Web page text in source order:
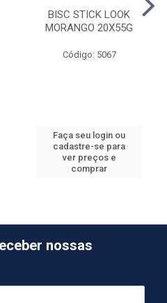
BISC STICK LOOK
MORANGO 20X55G
Código: 5067
Faça seu login ou
cadastre-se para
ver preços e
comprar
nossas